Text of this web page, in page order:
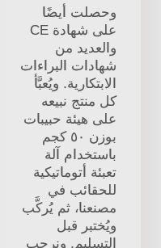
وحصلت أيضًا
على شهادة CE
والعديد من
شهادات البراءات
الابتكارية. ويُعبَّأ
كل منتج نبيعه
على هيئة حبيبات
بوزن ٥٠ كجم
باستخدام آلة
تعبئة أتوماتيكية
للحقائب في
مصنعنا، ثم يُركَّب
ويُختبر قبل
التسليم. ونرحب